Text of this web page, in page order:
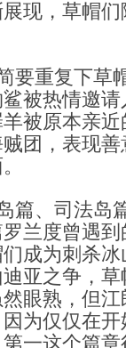
现，草帽
重复下草
被热情邀
被原本亲
团，表现
、司法岛
兰度曾遇
成为刺杀
亚之争，
眼熟，但
为仅仅在